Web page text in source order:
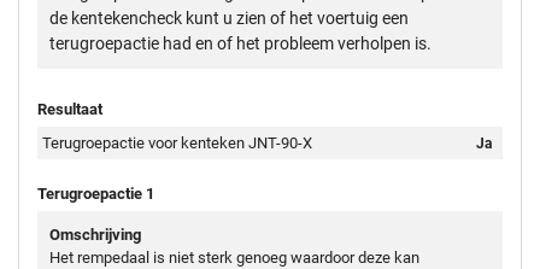
de kentekencheck kunt u zien of het voertuig een
terugroepactie had en of het probleem verholpen is.
Resultaat
Terugroepactie voor kenteken JNT-90-X
Ja
Terugroepactie 1
Omschrijving
Het rempedaal is niet sterk genoeg waardoor deze kan